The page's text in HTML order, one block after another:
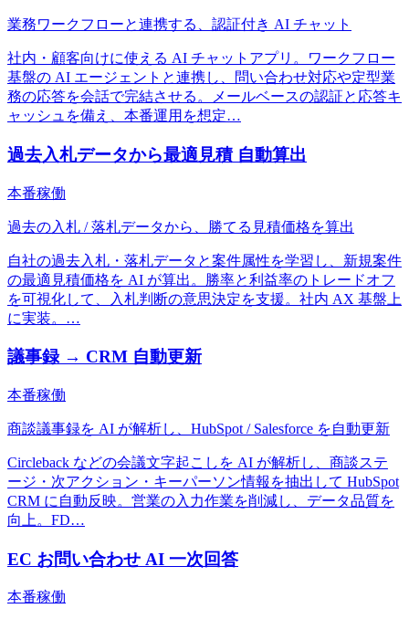
業務ワークフローと連携する、認証付き AI チャット
社内・顧客向けに使える AI チャットアプリ。ワークフロー
基盤の AI エージェントと連携し、問い合わせ対応や定型業
務の応答を会話で完結させる。メールベースの認証と応答キ
ャッシュを備え、本番運用を想定…
過去入札データから最適見積 自動算出
本番稼働
過去の入札 / 落札データから、勝てる見積価格を算出
自社の過去入札・落札データと案件属性を学習し、新規案件
の最適見積価格を AI が算出。勝率と利益率のトレードオフ
を可視化して、入札判断の意思決定を支援。社内 AX 基盤上
に実装。 …
議事録 → CRM 自動更新
本番稼働
商談議事録を AI が解析し、HubSpot / Salesforce を自動更新
Circleback などの会議文字起こしを AI が解析し、商談ステ
ージ・次アクション・キーパーソン情報を抽出して HubSpot
CRM に自動反映。営業の入力作業を削減し、データ品質を
向上。FD…
EC お問い合わせ AI 一次回答
本番稼働